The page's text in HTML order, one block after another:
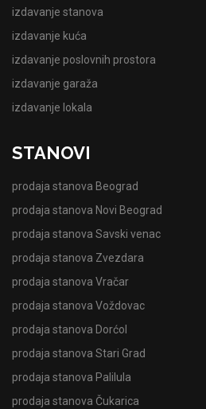
izdavanje stanova
izdavanje kuća
izdavanje poslovnih prostora
izdavanje garaža
izdavanje lokala
STANOVI
prodaja stanova Beograd
prodaja stanova Novi Beograd
prodaja stanova Savski venac
prodaja stanova Zvezdara
prodaja stanova Vračar
prodaja stanova Voždovac
prodaja stanova Dorćol
prodaja stanova Stari Grad
prodaja stanova Palilula
prodaja stanova Čukarica